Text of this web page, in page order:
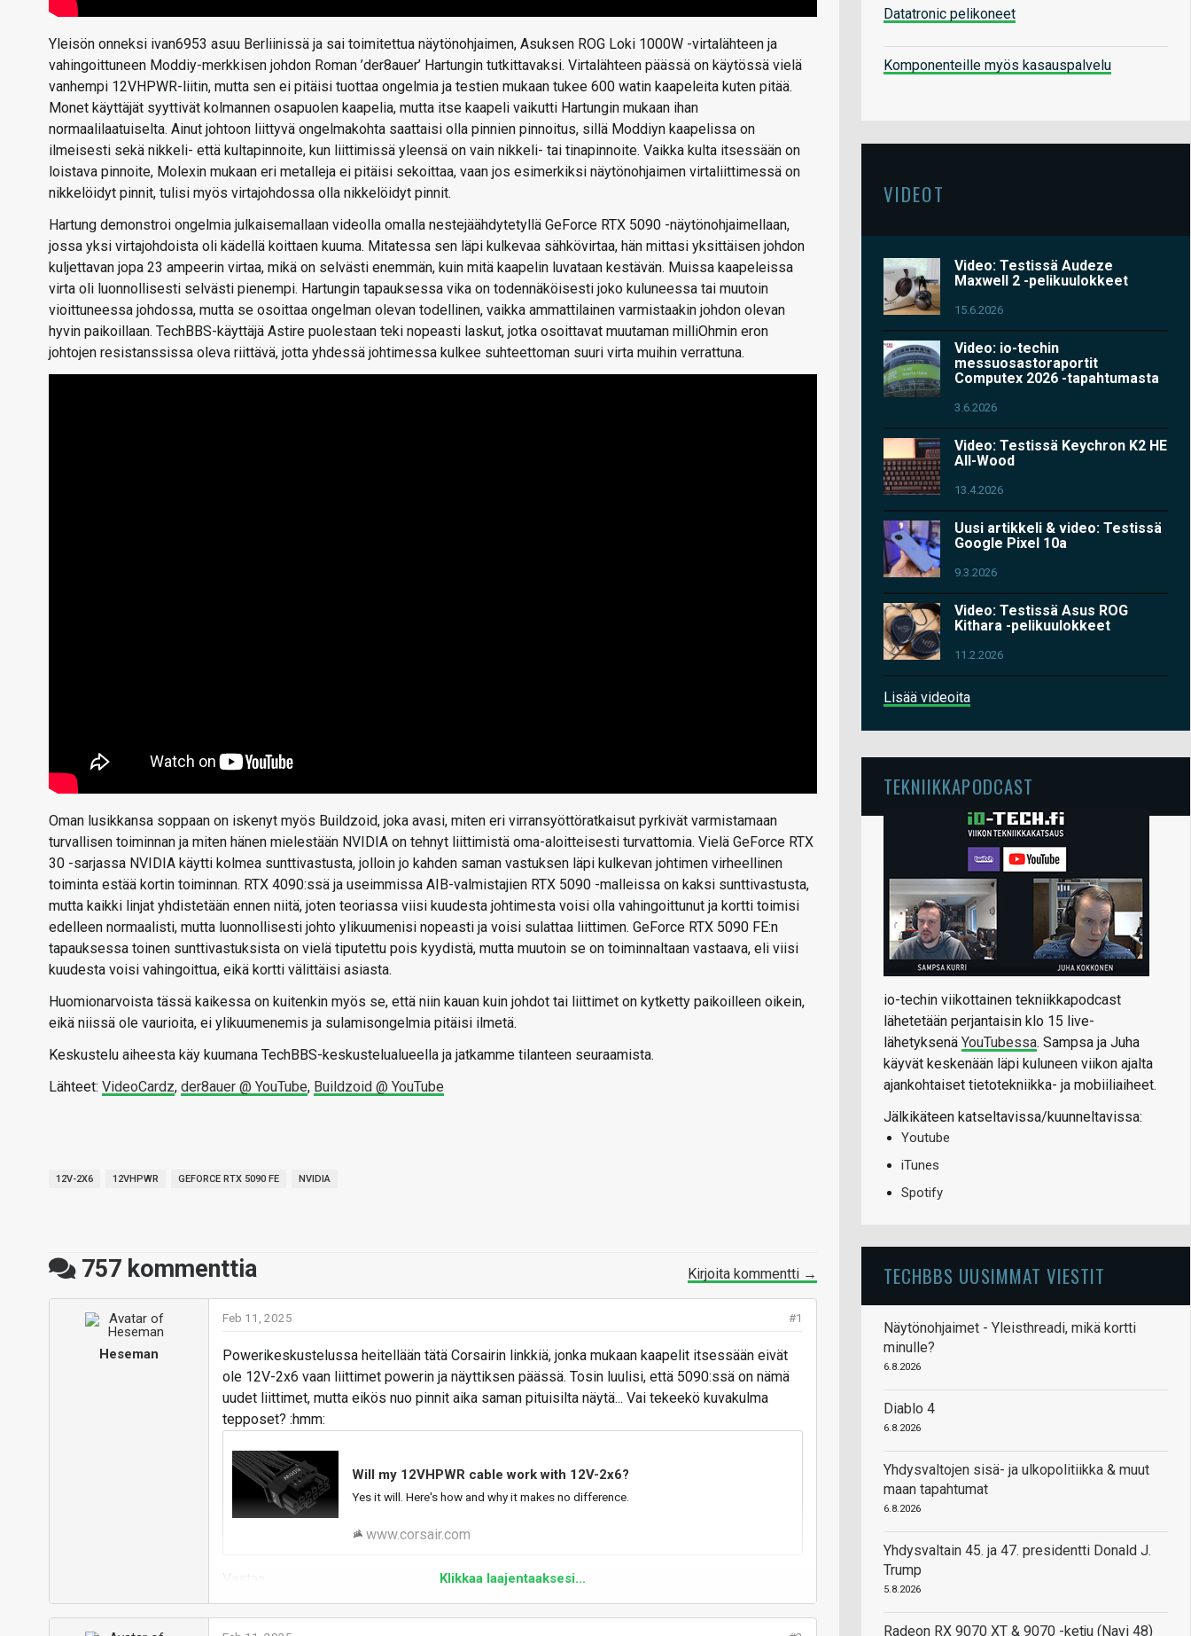
Yleisön onneksi ivan6953 asuu Berliinissä ja sai toimitettua näytönohjaimen, Asuksen ROG Loki 1000W -virtalähteen ja
vahingoittuneen Moddiy-merkkisen johdon Roman ’der8auer’ Hartungin tutkittavaksi. Virtalähteen päässä on käytössä vielä
vanhempi 12VHPWR-liitin, mutta sen ei pitäisi tuottaa ongelmia ja testien mukaan tukee 600 watin kaapeleita kuten pitää.
Monet käyttäjät syyttivät kolmannen osapuolen kaapelia, mutta itse kaapeli vaikutti Hartungin mukaan ihan
normaalilaatuiselta. Ainut johtoon liittyvä ongelmakohta saattaisi olla pinnien pinnoitus, sillä Moddiyn kaapelissa on
ilmeisesti sekä nikkeli- että kultapinnoite, kun liittimissä yleensä on vain nikkeli- tai tinapinnoite. Vaikka kulta itsessään on
loistava pinnoite, Molexin mukaan eri metalleja ei pitäisi sekoittaa, vaan jos esimerkiksi näytönohjaimen virtaliittimessä on
nikkelöidyt pinnit, tulisi myös virtajohdossa olla nikkelöidyt pinnit.
Hartung demonstroi ongelmia julkaisemallaan videolla omalla nestejäähdytetyllä GeForce RTX 5090 -näytönohjaimellaan,
jossa yksi virtajohdoista oli kädellä koittaen kuuma. Mitatessa sen läpi kulkevaa sähkövirtaa, hän mittasi yksittäisen johdon
kuljettavan jopa 23 ampeerin virtaa, mikä on selvästi enemmän, kuin mitä kaapelin luvataan kestävän. Muissa kaapeleissa
virta oli luonnollisesti selvästi pienempi. Hartungin tapauksessa vika on todennäköisesti joko kuluneessa tai muutoin
vioittuneessa johdossa, mutta se osoittaa ongelman olevan todellinen, vaikka ammattilainen varmistaakin johdon olevan
hyvin paikoillaan. TechBBS-käyttäjä Astire puolestaan teki nopeasti laskut, jotka osoittavat muutaman milliOhmin eron
johtojen resistanssissa oleva riittävä, jotta yhdessä johtimessa kulkee suhteettoman suuri virta muihin verrattuna.
Oman lusikkansa soppaan on iskenyt myös Buildzoid, joka avasi, miten eri virransyöttöratkaisut pyrkivät varmistamaan
turvallisen toiminnan ja miten hänen mielestään NVIDIA on tehnyt liittimistä oma-aloitteisesti turvattomia. Vielä GeForce RTX
30 -sarjassa NVIDIA käytti kolmea sunttivastusta, jolloin jo kahden saman vastuksen läpi kulkevan johtimen virheellinen
toiminta estää kortin toiminnan. RTX 4090:ssä ja useimmissa AIB-valmistajien RTX 5090 -malleissa on kaksi sunttivastusta,
mutta kaikki linjat yhdistetään ennen niitä, joten teoriassa viisi kuudesta johtimesta voisi olla vahingoittunut ja kortti toimisi
edelleen normaalisti, mutta luonnollisesti johto ylikuumenisi nopeasti ja voisi sulattaa liittimen. GeForce RTX 5090 FE:n
tapauksessa toinen sunttivastuksista on vielä tiputettu pois kyydistä, mutta muutoin se on toiminnaltaan vastaava, eli viisi
kuudesta voisi vahingoittua, eikä kortti välittäisi asiasta.
Huomionarvoista tässä kaikessa on kuitenkin myös se, että niin kauan kuin johdot tai liittimet on kytketty paikoilleen oikein,
eikä niissä ole vaurioita, ei ylikuumenemis ja sulamisongelmia pitäisi ilmetä.
Keskustelu aiheesta käy kuumana TechBBS-keskustelualueella ja jatkamme tilanteen seuraamista.
Lähteet: VideoCardz, der8auer @ YouTube, Buildzoid @ YouTube
12V-2X6 12VHPWR GEFORCE RTX 5090 FE NVIDIA
757 kommenttia Kirjoita kommentti →
Heseman
#1
Feb 11, 2025
Powerikeskustelussa heitellään tätä Corsairin linkkiä, jonka mukaan kaapelit itsessään eivät
ole 12V-2x6 vaan liittimet powerin ja näyttiksen päässä. Tosin luulisi, että 5090:ssä on nämä
uudet liittimet, mutta eikös nuo pinnit aika saman pituisilta näytä... Vai tekeekö kuvakulma
tepposet? :hmm:
Will my 12VHPWR cable work with 12V-2x6?
Yes it will. Here's how and why it makes no difference.
www.corsair.com
Klikkaa laajentaaksesi...
Datatronic pelikoneet
Komponenteille myös kasauspalvelu
VIDEOT
Video: Testissä Audeze
Maxwell 2 -pelikuulokkeet
15.6.2026
Video: io-techin
messuosastoraportit
Computex 2026 -tapahtumasta
3.6.2026
Video: Testissä Keychron K2 HE
All-Wood
13.4.2026
Uusi artikkeli & video: Testissä
Google Pixel 10a
9.3.2026
Video: Testissä Asus ROG
Kithara -pelikuulokkeet
11.2.2026
Lisää videoita
TEKNIIKKAPODCAST
io-techin viikottainen tekniikkapodcast
lähetetään perjantaisin klo 15 live-
lähetyksenä YouTubessa. Sampsa ja Juha
käyvät keskenään läpi kuluneen viikon ajalta
ajankohtaiset tietotekniikka- ja mobiiliaiheet.
Jälkikäteen katseltavissa/kuunneltavissa:
Youtube
iTunes
Spotify
TECHBBS UUSIMMAT VIESTIT
Näytönohjaimet - Yleisthreadi, mikä kortti
minulle?
6.8.2026
Diablo 4
6.8.2026
Yhdysvaltojen sisä- ja ulkopolitiikka & muut
maan tapahtumat
6.8.2026
Yhdysvaltain 45. ja 47. presidentti Donald J.
Trump
5.8.2026
Radeon RX 9070 XT & 9070 -ketju (Navi 48)